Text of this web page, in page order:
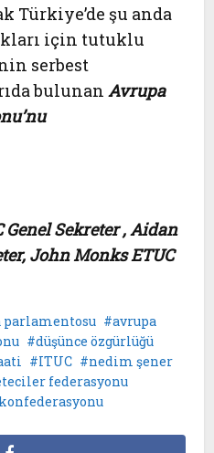
Türkiye’de şu anda
için tutuklu
serbest
bulunanAvrupa
Sekreter , Aidan
John Monks ETUC
parlamentosu
avrupa
düşünce özgürlüğü
ITUC
nedim şener
federasyonu